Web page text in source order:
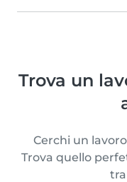
Trova un
Cerchi un
Trova quello